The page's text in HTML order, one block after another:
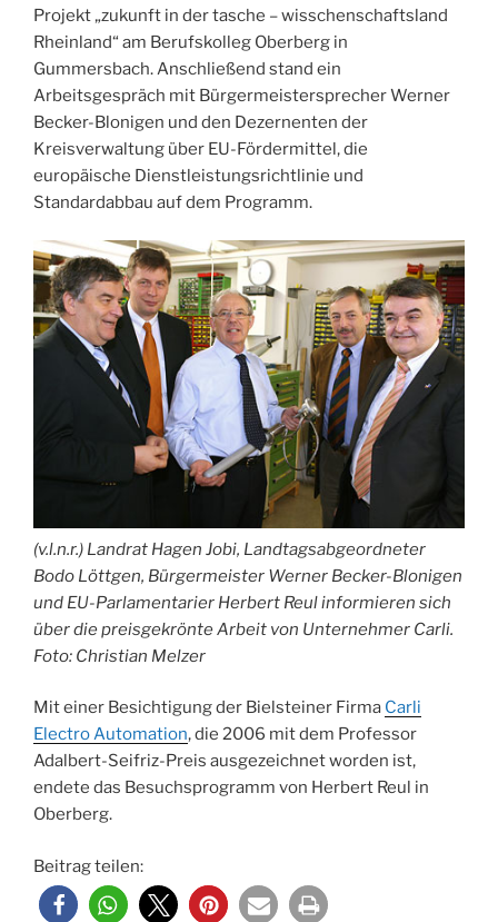
Projekt „zukunft in der tasche – wisschenschaftsland
Rheinland“ am Berufskolleg Oberberg in
Gummersbach. Anschließend stand ein
Arbeitsgespräch mit Bürgermeistersprecher Werner
Becker-Blonigen und den Dezernenten der
Kreisverwaltung über EU-Fördermittel, die
europäische Dienstleistungsrichtlinie und
Standardabbau auf dem Programm.
(v.l.n.r.) Landrat Hagen Jobi, Landtagsabgeordneter
Bodo Löttgen, Bürgermeister Werner Becker-Blonigen
und EU-Parlamentarier Herbert Reul informieren sich
über die preisgekrönte Arbeit von Unternehmer Carli.
Foto: Christian Melzer
Mit einer Besichtigung der Bielsteiner Firma Carli
Electro Automation, die 2006 mit dem Professor
Adalbert-Seifriz-Preis ausgezeichnet worden ist,
endete das Besuchsprogramm von Herbert Reul in
Oberberg.
Beitrag teilen: